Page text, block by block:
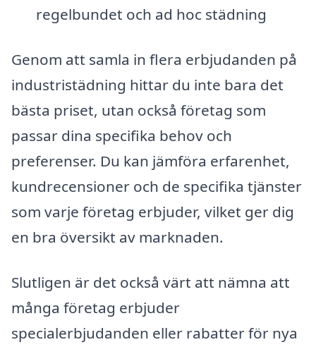
regelbundet och ad hoc städning
Genom att samla in flera erbjudanden på
industristädning hittar du inte bara det
bästa priset, utan också företag som
passar dina specifika behov och
preferenser. Du kan jämföra erfarenhet,
kundrecensioner och de specifika tjänster
som varje företag erbjuder, vilket ger dig
en bra översikt av marknaden.
Slutligen är det också värt att nämna att
många företag erbjuder
specialerbjudanden eller rabatter för nya